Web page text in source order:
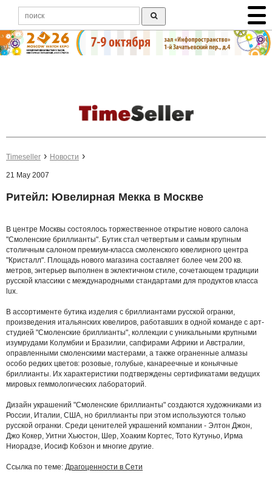
Timeseller Новости
21 May 2007
Ритейл: Ювелирная Мекка в Москве
В центре Москвы состоялось торжественное открытие нового салона
"Смоленские бриллианты". Бутик стал четвертым и самым крупным
столичным салоном премиум-класса смоленского ювелирного центра
"Кристалл". Площадь нового магазина составляет более чем 200 кв.
метров, энтерьер выполнен в эклектичном стиле, сочетающем традиции
русской классики с международными стандартами для продуктов класса
lux.
В ассортименте бутика изделия с бриллиантами русской огранки,
произведения итальянских ювелиров, работавших в одной команде с арт-
студией "Смоленские бриллианты", коллекции с уникальными крупными
изумрудами Колумбии и Бразилии, сапфирами Африки и Австралии,
оправленными смоленскими мастерами, а также ограненные алмазы
особо редких цветов: розовые, голубые, канареечные и коньячные
бриллианты. Их характеристики подтверждены сертификатами ведущих
мировых геммологических лабораторий.
Дизайн украшений "Смоленские бриллианты" создаются художниками из
России, Италии, США, но бриллианты при этом используются только
русской огранки. Среди ценителей украшений компании - Элтон Джон,
Джо Кокер, Уитни Хьюстон, Шер, Хоаким Кортес, Тото Кутуньо, Ирма
Ниорадзе, Иосиф Кобзон и многие другие.
Ссылка по теме: Драгоценности в Сети